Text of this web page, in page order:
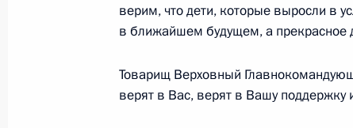
15 декабря 2023 года, пятница
IV Железнодорожный съезд
15 декабря 2023 года, 16:05 Москва
верим, что дети, которые выросли в
в ближайшем будущем, а прекрасное
Товарищ Верховный
верят в Вас, верят в Вашу поддержку